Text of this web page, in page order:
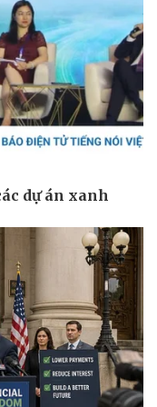
Công nghệ
Trải nghiệm